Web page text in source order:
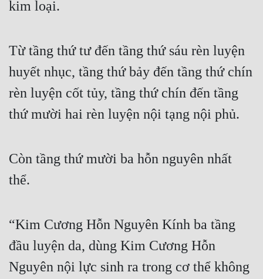
Kỳ Ảo
Làm Giàu
Lịch Sử
Mưu Mô
Mạt Thế
Phong Thủy - Tâm Linh
kim loại.
Từ tầng thứ tư đến tầng thứ sáu rèn luyện
huyết nhục, tầng thứ bảy đến tầng thứ chín
rèn luyện cốt tủy, tầng thứ chín đến tầng
thứ mười hai rèn luyện nội tạng nội phủ.
Còn tầng thứ mười ba hỗn nguyên nhất
thể.
“Kim Cương Hỗn Nguyên Kính ba tầng
đầu luyện da, dùng Kim Cương Hỗn
Nguyên nội lực sinh ra trong cơ thể không